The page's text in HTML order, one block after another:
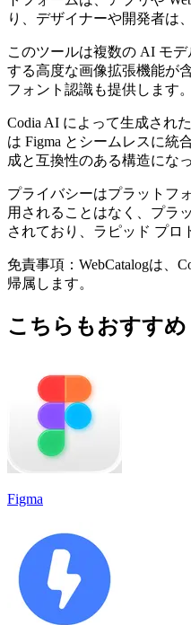
り、デザイナーや開発者は
このツールは複数の AI モ
する高度な画像拡張機能が
フォント認識も提供します
Codia AI によって生成され
は Figma とシームレスに統
成と互換性のある構造にな
プライバシーはプラットフ
用されることはなく、プラ
されており、ラピッド プロ
免責事項：WebCatalogは
帰属します。
こちらもおすすめ
Figma